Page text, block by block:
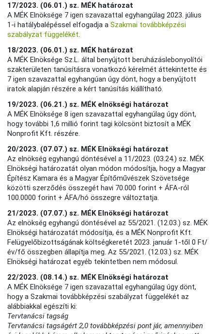
17/2023. (06.01.) sz. MÉK határozat
A MÉK Elnöksége 7 igen szavazattal egyhangúlag 2023. július
1-i hatálybalépéssel elfogadja aSzakmai továbbképzési
szabályzat függelékét.
18/2023. (06.01.) sz. MÉK határozat
A MÉK Elnöksége Sz.L. által benyújtott beruházáslebonyolítói
szakterületen tanúsításra vonatkozó kérelmét áttekintette és
7 igen szavazattal egyhangúan úgy dönt, hogy a benyújtott
iratok alapján részére a kért tanúsítás kiállítható.
19/2023. (06.21.) sz. MÉK elnökségi határozat
A MÉK Elnöksége 8 igen szavazattal egyhangúlag úgy dönt,
hogy további 1,6 millió forint tagi kölcsönt biztosít a MÉK
Nonprofit Kft. részére.
20/2023. (07.07.) sz. MÉK Elnökségi határozat
Az elnökség egyhangú döntésével a 11/2023. (03.24.) sz. MÉK
Elnökségi határozatát olyan módon módosítja, hogy a Magyar
Építész Kamara és a Magyar Építőművészek Szövetsége
közötti szerződés összegét havi 70.000 forint + ÁFA-ról
100.0000 forint + ÁFA/hó összegre változtatja.
21/2023. (07.07.) sz. MÉK Elnökségi határozat
Az elnökség egyhangú döntésével az 55/2021. (12.03.) sz. MÉK
Elnökségi határozatát módosítja, és a MÉK Nonprofit Kft.
Felügyelőbizottságának költségkeretét 2023. január 1-től 0 Ft/
év/fő összegben állapítja meg. Az 55/2021. (12.03.) sz. MÉK
Elnökségi határozat egyéb tekintetben nem módosul.
22/2023. (08.14.) sz. MÉK Elnökségi határozat
A MÉK Elnöksége 7 igen szavazattal egyhangúlag úgy dönt,
hogy a Szakmai továbbképzési szabályzat függelékét az
alábbiakkal egészíti ki:
Tervtanácsi tagság
Tervtanácsi tagságért 2,0 továbbképzési pont jár, amennyiben